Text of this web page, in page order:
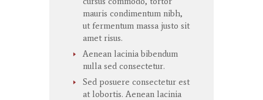
mauris condimentum nibh,
ut fermentum massa justo sit
amet risus.
Aenean lacinia bibendum
nulla sed consectetur.
Sed posuere consectetur est
at lobortis. Aenean lacinia